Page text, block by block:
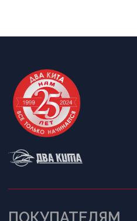
Написать в Telegram
Обратный звонок
Публичная оферта
Разработка сайта